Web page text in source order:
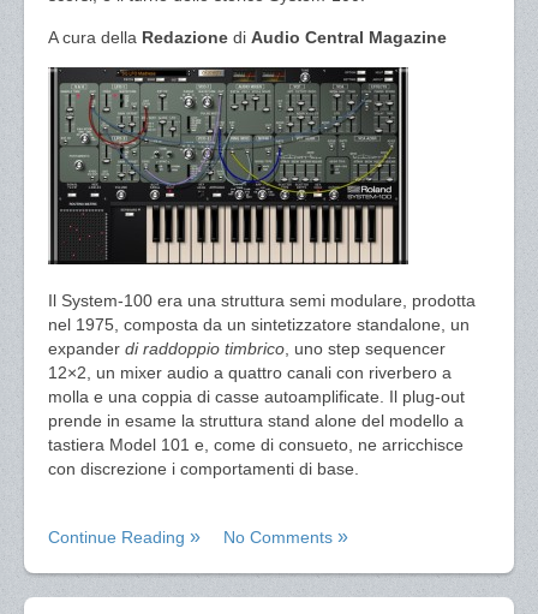
A cura della Redazione di Audio Central Magazine
Il System-100 era una struttura semi modulare, prodotta
nel 1975, composta da un sintetizzatore standalone, un
expander di raddoppio timbrico , uno step sequencer
12×2, un mixer audio a quattro canali con riverbero a
molla e una coppia di casse autoamplificate. Il plug-out
prende in esame la struttura stand alone del modello a
tastiera Model 101 e, come di consueto, ne arricchisce
con discrezione i comportamenti di base.
Continue Reading No Comments